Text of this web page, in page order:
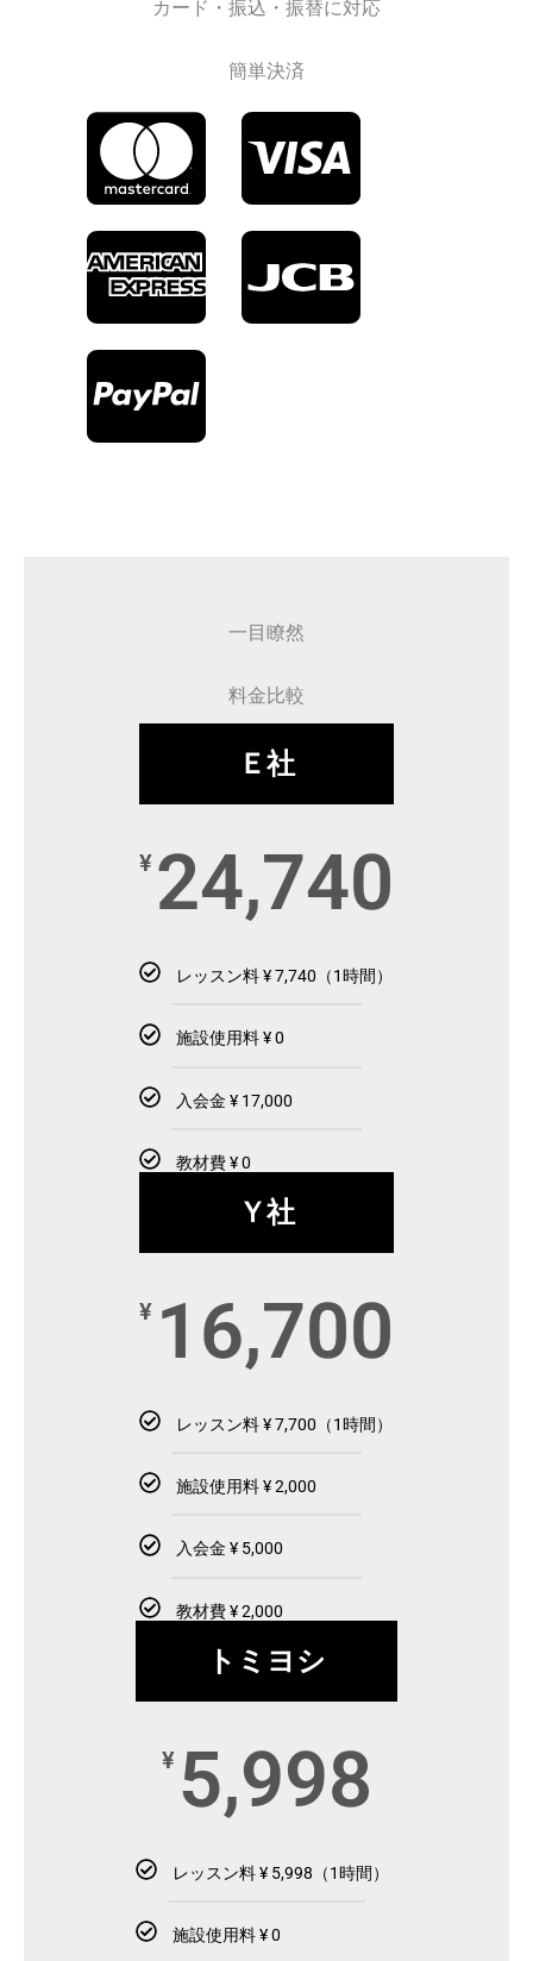
カード・振込・振替に対応
簡単決済
一目瞭然
料金比較
Ｅ社
¥ 24,740
レッスン料 ¥ 7,740（1時間）
施設使用料 ¥ 0
入会金 ¥ 17,000
教材費 ¥ 0
Ｙ社
¥ 16,700
レッスン料 ¥ 7,700（1時間）
施設使用料 ¥ 2,000
入会金 ¥ 5,000
教材費 ¥ 2,000
トミヨシ
¥ 5,998
レッスン料 ¥ 5,998（1時間）
施設使用料 ¥ 0